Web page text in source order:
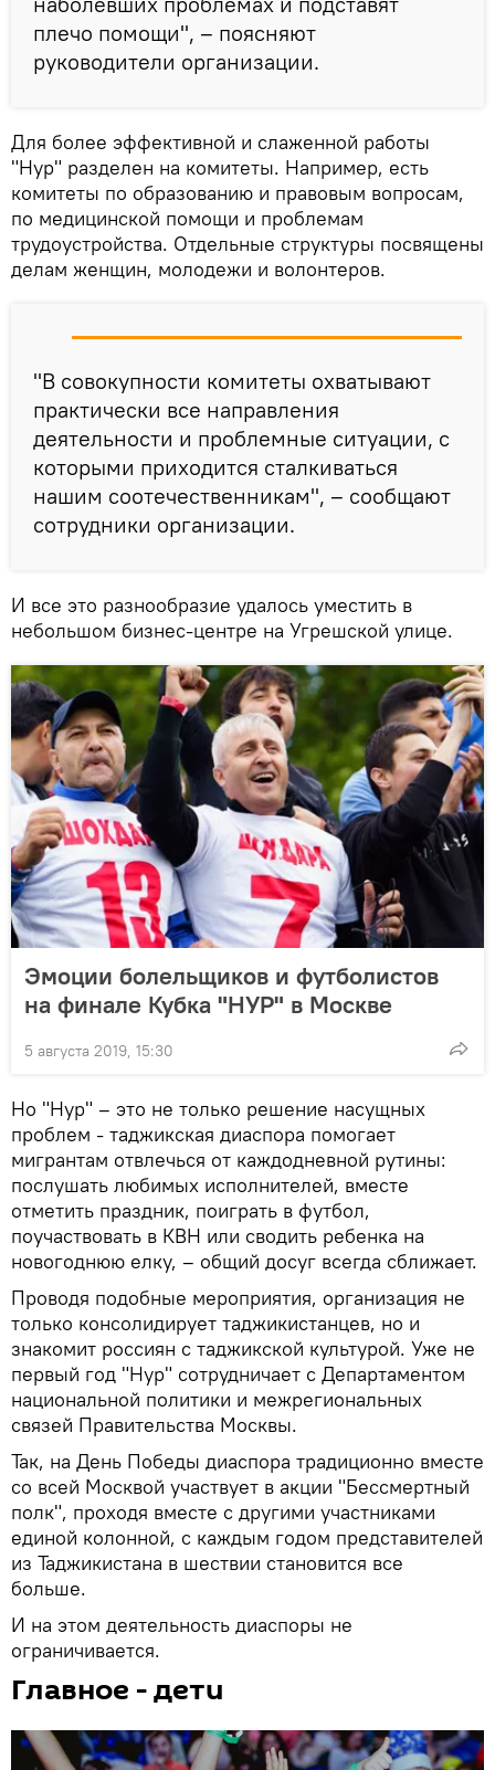
плечо помощи", – поясняют
руководители организации.
Для более эффективной и слаженной работы
"Нур" разделен на комитеты. Например, есть
комитеты по образованию и правовым вопросам,
по медицинской помощи и проблемам
трудоустройства. Отдельные структуры посвящены
делам женщин, молодежи и волонтеров.
"В совокупности комитеты охватывают
практически все направления
деятельности и проблемные ситуации, с
которыми приходится сталкиваться
нашим соотечественникам", – сообщают
сотрудники организации.
И все это разнообразие удалось уместить в
небольшом бизнес-центре на Угрешской улице.
Эмоции болельщиков и футболистов
на финале Кубка "НУР" в Москве
5 августа 2019, 15:30
Но "Нур" – это не только решение насущных
проблем - таджикская диаспора помогает
мигрантам отвлечься от каждодневной рутины:
послушать любимых исполнителей, вместе
отметить праздник, поиграть в футбол,
поучаствовать в КВН или сводить ребенка на
новогоднюю елку, – общий досуг всегда сближает.
Проводя подобные мероприятия, организация не
только консолидирует таджикистанцев, но и
знакомит россиян с таджикской культурой. Уже не
первый год "Нур" сотрудничает с Департаментом
национальной политики и межрегиональных
связей Правительства Москвы.
Так, на День Победы диаспора традиционно вместе
со всей Москвой участвует в акции "Бессмертный
полк", проходя вместе с другими участниками
единой колонной, с каждым годом представителей
из Таджикистана в шествии становится все
больше.
И на этом деятельность диаспоры не
ограничивается.
Главное - дети